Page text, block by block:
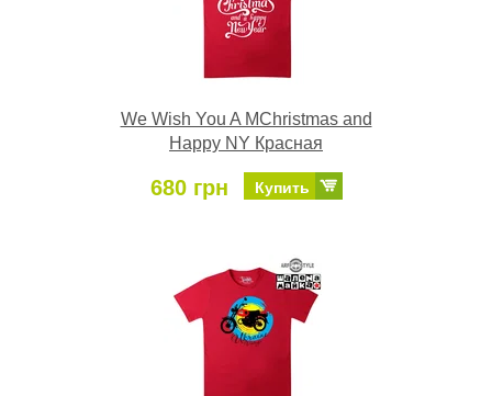
We Wish You A MChristmas and
Happy NY Красная
680 грн Купить